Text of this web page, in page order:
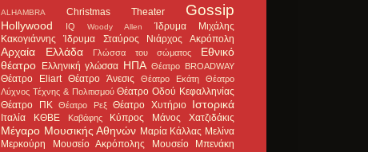
ALHAMBRA Christmas Theater Gossip
Hollywood IQ Woody Allen
Ίδρυμα Μιχάλης
Κακογιάννης
Ίδρυμα Σταύρος Νιάρχος Ακρόπολη
Αρχαία Ελλάδα Γλώσσα του σώματος
Εθνικό
θέατρο Ελληνική γλώσσα ΗΠΑ Θέατρο BROADWAY
Θέατρο Eliart Θέατρο Άνεσις Θέατρο Εκάτη
Θέατρο
Λύχνος Τέχνης & Πολιτισμού Θέατρο Οδού Κεφαλληνίας
Θέατρο ΠΚ
Θέατρο Ρεξ Θέατρο Χυτήριο Ιστορικά
Ιταλία ΚΘΒΕ Καβάφης Κύπρος Μάνος Χατζιδάκις
Μέγαρο Μουσικής Αθηνών Μαρία Κάλλας Μελίνα
Μερκούρη
Μουσείο Ακρόπολης
Μουσείο Μπενάκη